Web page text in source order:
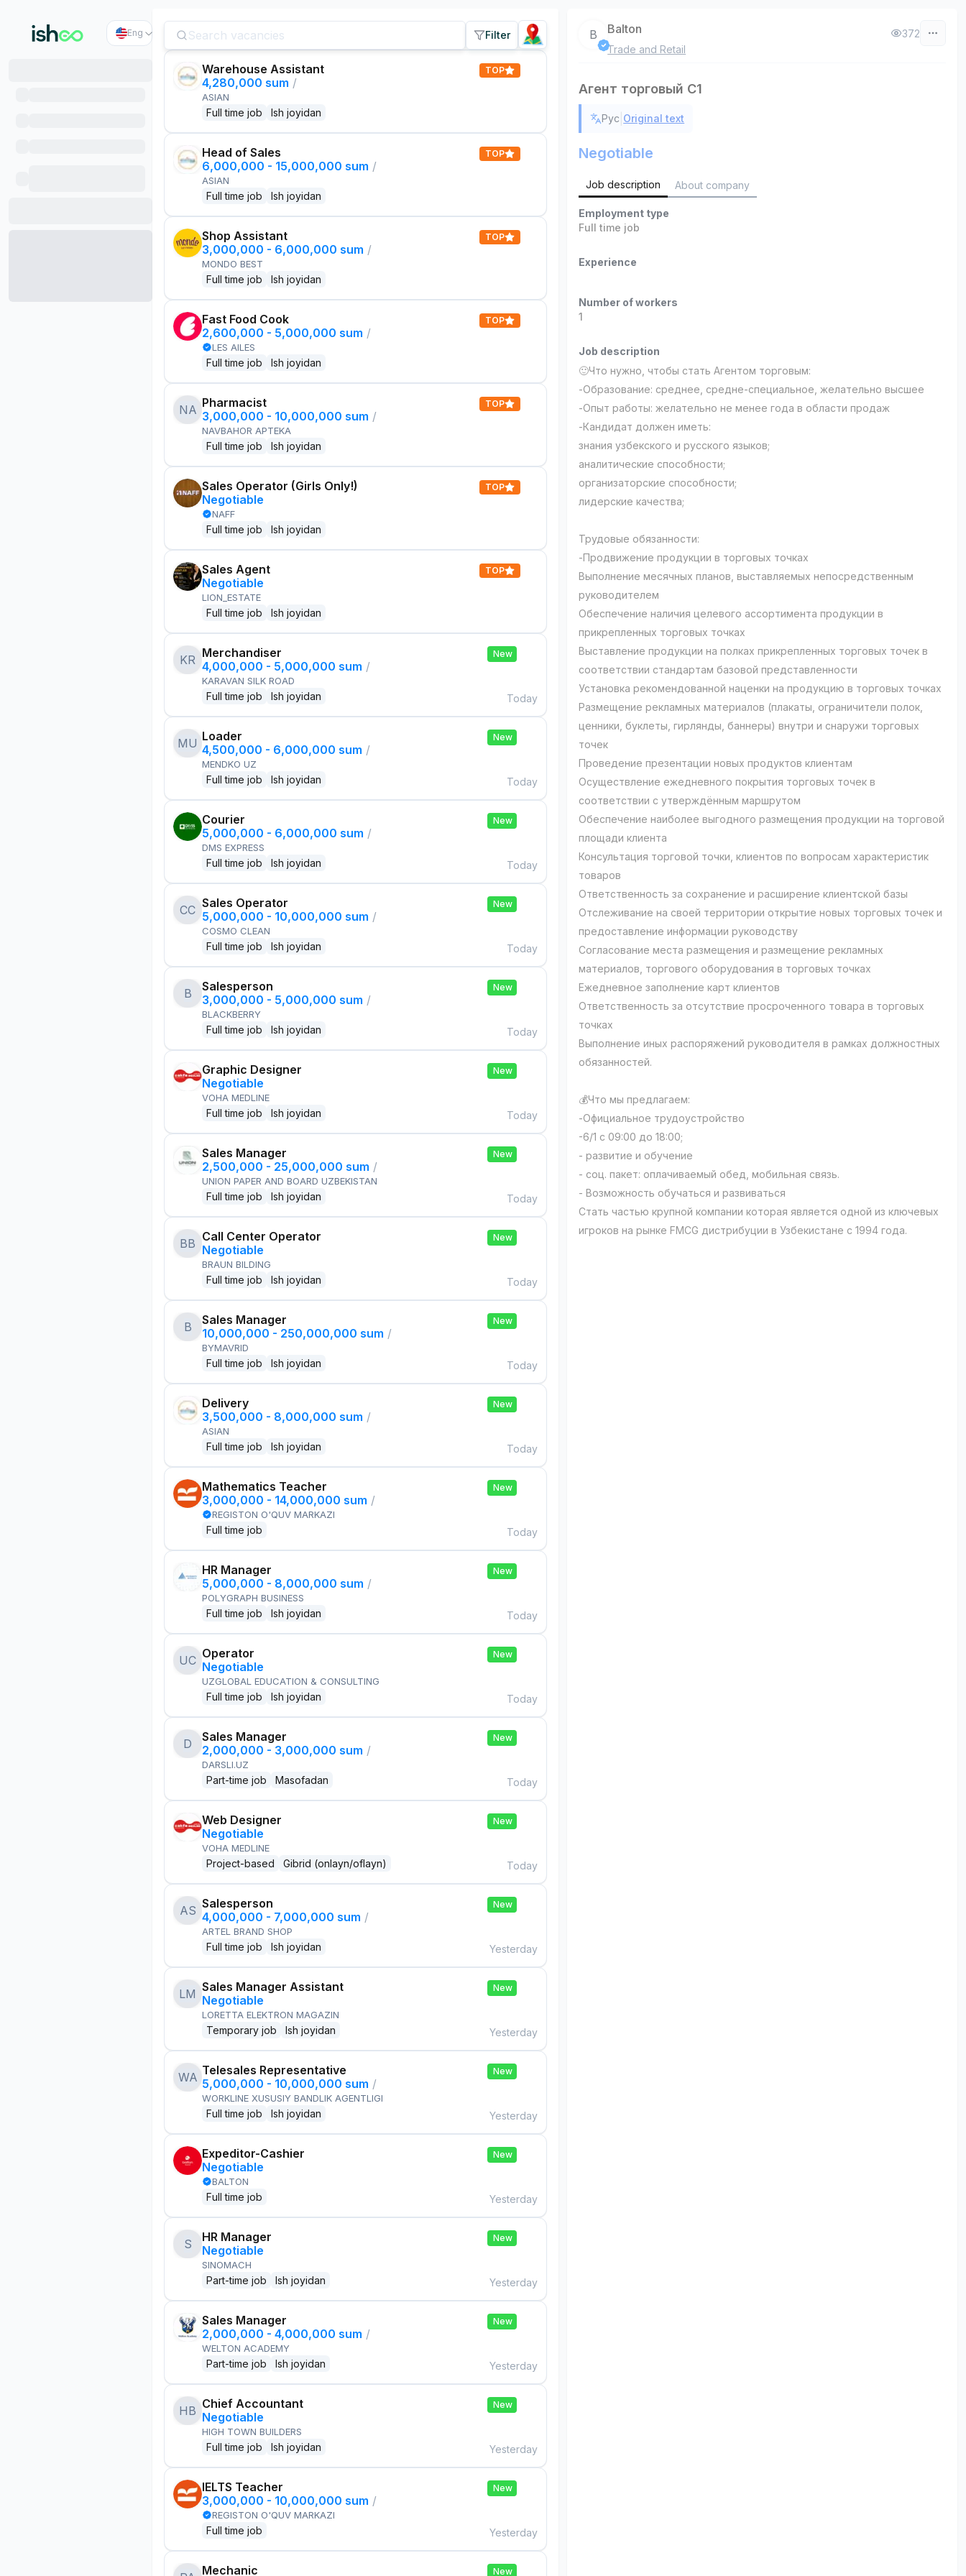
Eng Filter
Warehouse Assistant
4,280,000 sum /
ASIAN
Full time job Ish joyidan
TOP
Head of Sales
6,000,000 - 15,000,000 sum /
ASIAN
Full time job Ish joyidan
TOP
Shop Assistant
3,000,000 - 6,000,000 sum /
MONDO BEST
Full time job Ish joyidan
TOP
Fast Food Cook
2,600,000 - 5,000,000 sum /
LES AILES
Full time job Ish joyidan
TOP
NA Pharmacist
3,000,000 - 10,000,000 sum /
NAVBAHOR APTEKA
Full time job Ish joyidan
TOP
Sales Operator (Girls Only!)
Negotiable
NAFF
Full time job Ish joyidan
TOP
Sales Agent
Negotiable
LION_ESTATE
Full time job Ish joyidan
TOP
KR Merchandiser
4,000,000 - 5,000,000 sum /
KARAVAN SILK ROAD
Full time job Ish joyidan
New
Today
MU Loader
4,500,000 - 6,000,000 sum /
MENDKO UZ
Full time job Ish joyidan
New
Today
Courier
5,000,000 - 6,000,000 sum /
DMS EXPRESS
Full time job Ish joyidan
New
Today
CC Sales Operator
5,000,000 - 10,000,000 sum /
COSMO CLEAN
Full time job Ish joyidan
New
Today
B
Salesperson
3,000,000 - 5,000,000 sum /
BLACKBERRY
Full time job Ish joyidan
New
Today
Graphic Designer
Negotiable
VOHA MEDLINE
Full time job Ish joyidan
New
Today
Sales Manager
2,500,000 - 25,000,000 sum /
UNION PAPER AND BOARD UZBEKISTAN
Full time job Ish joyidan
New
Today
BB Call Center Operator
Negotiable
BRAUN BILDING
Full time job Ish joyidan
New
Today
B
Sales Manager
10,000,000 - 250,000,000 sum /
BYMAVRID
Full time job Ish joyidan
New
Today
Delivery
3,500,000 - 8,000,000 sum /
ASIAN
Full time job Ish joyidan
New
Today
Mathematics Teacher
3,000,000 - 14,000,000 sum /
REGISTON O'QUV MARKAZI
Full time job
New
Today
HR Manager
5,000,000 - 8,000,000 sum /
POLYGRAPH BUSINESS
Full time job Ish joyidan
New
Today
UC Operator
Negotiable
UZGLOBAL EDUCATION & CONSULTING
Full time job Ish joyidan
New
Today
D
Sales Manager
2,000,000 - 3,000,000 sum /
DARSLI.UZ
Part-time job Masofadan
New
Today
Web Designer
Negotiable
VOHA MEDLINE
Project-based Gibrid (onlayn/oflayn)
New
Today
AS Salesperson
4,000,000 - 7,000,000 sum /
ARTEL BRAND SHOP
Full time job Ish joyidan
New
Yesterday
LM Sales Manager Assistant
Negotiable
LORETTA ELEKTRON MAGAZIN
Temporary job Ish joyidan
New
Yesterday
WA Telesales Representative
5,000,000 - 10,000,000 sum /
WORKLINE XUSUSIY BANDLIK AGENTLIGI
Full time job Ish joyidan
New
Yesterday
Expeditor-Cashier
Negotiable
BALTON
Full time job
New
Yesterday
S
HR Manager
Negotiable
SINOMACH
Part-time job Ish joyidan
New
Yesterday
Sales Manager
2,000,000 - 4,000,000 sum /
WELTON ACADEMY
Part-time job Ish joyidan
New
Yesterday
HB Chief Accountant
Negotiable
HIGH TOWN BUILDERS
Full time job Ish joyidan
New
Yesterday
IELTS Teacher
3,000,000 - 10,000,000 sum /
REGISTON O'QUV MARKAZI
Full time job
New
Yesterday
Mechanic New
B Balton
Trade and Retail
372
Агент торговый C1
Рус Original text
Negotiable
Job description About company
Employment type
Full time job
Experience
Number of workers
1
Job description
🙂Что нужно, чтобы стать Агентом торговым:
-Образование: среднее, средне-специальное, желательно высшее
-Опыт работы: желательно не менее года в области продаж
-Кандидат должен иметь:
знания узбекского и русского языков;
аналитические способности;
организаторские способности;
лидерские качества;
Трудовые обязанности:
-Продвижение продукции в торговых точках
Выполнение месячных планов, выставляемых непосредственным
руководителем
Обеспечение наличия целевого ассортимента продукции в
прикрепленных торговых точках
Выставление продукции на полках прикрепленных торговых точек в
соответствии стандартам базовой представленности
Установка рекомендованной наценки на продукцию в торговых точках
Размещение рекламных материалов (плакаты, ограничители полок,
ценники, буклеты, гирлянды, баннеры) внутри и снаружи торговых
точек
Проведение презентации новых продуктов клиентам
Осуществление ежедневного покрытия торговых точек в
соответствии с утверждённым маршрутом
Обеспечение наиболее выгодного размещения продукции на торговой
площади клиента
Консультация торговой точки, клиентов по вопросам характеристик
товаров
Ответственность за сохранение и расширение клиентской базы
Отслеживание на своей территории открытие новых торговых точек и
предоставление информации руководству
Согласование места размещения и размещение рекламных
материалов, торгового оборудования в торговых точках
Ежедневное заполнение карт клиентов
Ответственность за отсутствие просроченного товара в торговых
точках
Выполнение иных распоряжений руководителя в рамках должностных
обязанностей.
💰Что мы предлагаем:
-Официальное трудоустройство
-6/1 с 09:00 до 18:00;
- развитие и обучение
- соц. пакет: оплачиваемый обед, мобильная связь.
- Возможность обучаться и развиваться
Стать частью крупной компании которая является одной из ключевых
игроков на рынке FMCG дистрибуции в Узбекистане с 1994 года.